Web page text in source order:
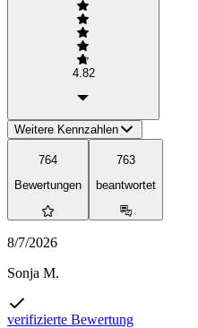
4.82
Weitere Kennzahlen
764
Bewertungen
763
beantwortet
8/7/2026
Sonja M.
verifizierte Bewertung